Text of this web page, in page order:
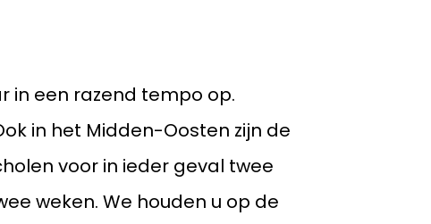
Woestijnroos
Stichting Sammy op
in een razend tempo op.
in het Midden-Oosten zijn de
voor in ieder geval twee
weken. We houden u op de